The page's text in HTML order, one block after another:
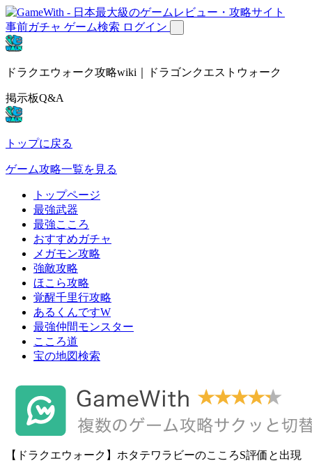
事前ガチャ ゲーム検索 ログイン
ドラクエウォーク攻略wiki｜ドラゴンクエストウォーク
掲示板Q&A
トップに戻る
ゲーム攻略一覧を見る
トップページ
最強武器
最強こころ
おすすめガチャ
メガモン攻略
強敵攻略
ほこら攻略
覚醒千里行攻略
あるくんですW
最強仲間モンスター
こころ道
宝の地図検索
【ドラクエウォーク】ホタテワラビーのこころS評価と出現